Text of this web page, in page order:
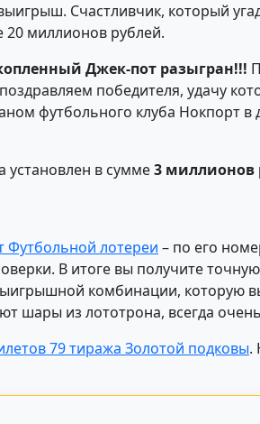
Счастливчик, который
20 миллионов рублей.
Джек-пот разыгран!!!
победителя, удачу
футбольного клуба Нокпорт в
в сумме3 миллионов
Футбольной лотереи – по его
В итоге вы получите
комбинации, которую
шары из лототрона, всегда
79 тиража Золотой подковы.